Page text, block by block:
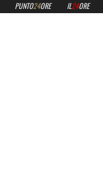
PUNTO24ORE IL24ORE